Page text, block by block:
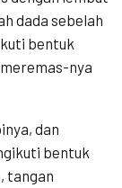
dada sebelah
bentuk
nya
dan
bentuk
tangan